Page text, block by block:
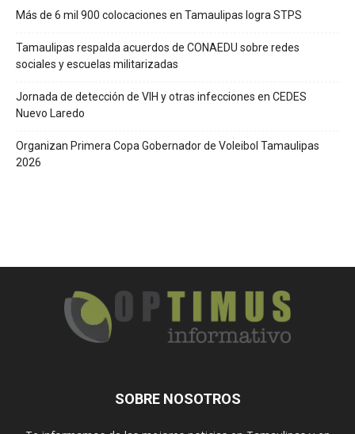
Más de 6 mil 900 colocaciones en Tamaulipas logra STPS
Tamaulipas respalda acuerdos de CONAEDU sobre redes
sociales y escuelas militarizadas
Jornada de detección de VIH y otras infecciones en CEDES
Nuevo Laredo
Organizan Primera Copa Gobernador de Voleibol Tamaulipas
2026
SOBRE NOSOTROS